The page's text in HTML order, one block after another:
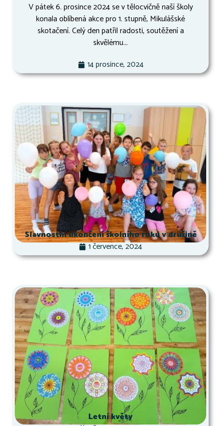
V pátek 6. prosince 2024 se v tělocvičně naší školy
konala oblíbená akce pro 1. stupně, Mikulášské
skotačení. Celý den patřil radosti, soutěžení a
skvělému...
14 prosince, 2024
Slavnostní ukončení školního roku v družině
1 července, 2024
Letní květy